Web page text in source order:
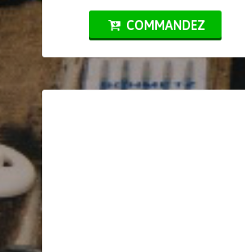
COMMANDEZ